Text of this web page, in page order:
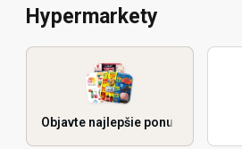
Hypermarkety
Objavte najlepšie ponuky